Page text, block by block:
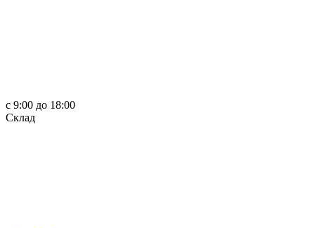
c 9:00 до 18:00
Склад